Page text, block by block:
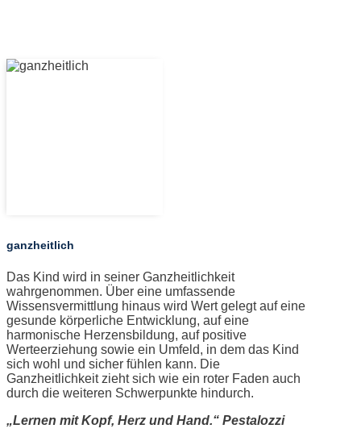
ganzheitlich
Das Kind wird in seiner Ganzheitlichkeit
wahrgenommen. Über eine umfassende
Wissensvermittlung hinaus wird Wert gelegt auf eine
gesunde körperliche Entwicklung, auf eine
harmonische Herzensbildung, auf positive
Werteerziehung sowie ein Umfeld, in dem das Kind
sich wohl und sicher fühlen kann. Die
Ganzheitlichkeit zieht sich wie ein roter Faden auch
durch die weiteren Schwerpunkte hindurch.
„Lernen mit Kopf, Herz und Hand.“ Pestalozzi